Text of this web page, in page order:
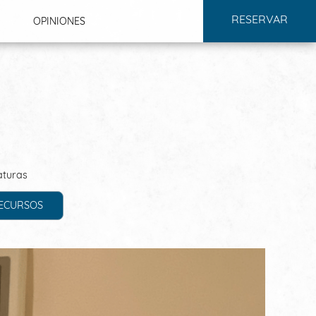
OPINIONES RESERVAR